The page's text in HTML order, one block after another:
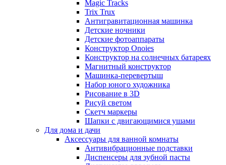
Magic Tracks
Trix Trux
Антигравитационная машинка
Детские ночники
Детские фотоаппараты
Конструктор Onoies
Конструктор на солнечных батареях
Магнитный конструктор
Машинка-перевертыш
Набор юного художника
Рисование в 3D
Рисуй светом
Скетч маркеры
Шапки с двигающимися ушами
Для дома и дачи
Аксессуары для ванной комнаты
Антивибрационные подставки
Диспенсеры для зубной пасты